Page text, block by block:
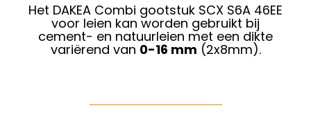
Het DAKEA Combi gootstuk SCX S6A 46EE
voor leien kan worden gebruikt bij
cement- en natuurleien met een dikte
variërend van 0-16 mm (2x8mm).